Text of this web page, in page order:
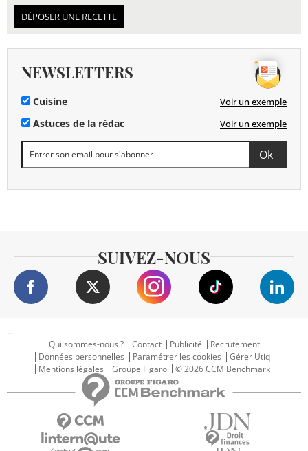
DÉPOSER UNE RECETTE
NEWSLETTERS
Cuisine Voir un exemple
Astuces de la rédac Voir un exemple
SUIVEZ-NOUS
...
Qui sommes-nous ?
Contact Publicité
Recrutement
Données personnelles
Paramétrer les cookies
Gérer Utiq
Mentions légales
Groupe Figaro © 2026 CCM Benchmark